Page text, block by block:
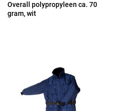
Overall polypropyleen ca. 70
gram, wit